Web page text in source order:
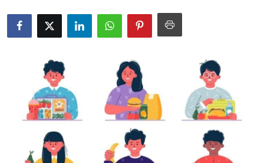
Gıda Güvenliği & Bilimi
Mutfak Püf Noktaları & İpuçları
Mekan & Lezzet Rotaları
Temel Gıda ve Ürün Rehberleri
İçecek Kültürü & Barista